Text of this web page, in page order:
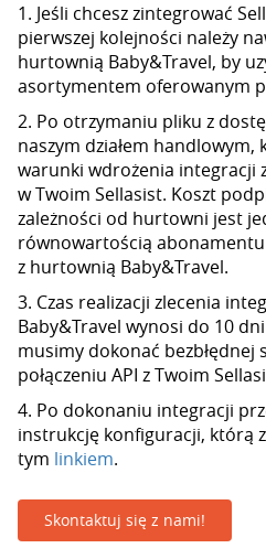
1. Jeśli chcesz zintegrować
pierwszej kolejności należy
hurtownią Baby&Travel, by
asortymentem oferowanym
2. Po otrzymaniu pliku z
naszym działem handlowym,
warunki wdrożenia integracji
w Twoim Sellasist. Koszt
zależności od hurtowni jest
równowartością
z hurtownią Baby&Travel.
3. Czas realizacji zlecenia
Baby&Travel wynosi do 10
musimy dokonać bezbłędnej
połączeniu API z Twoim
4. Po dokonaniu integracji
instrukcję konfiguracji, którą
tym linkiem.
Skontaktuj się z nami!